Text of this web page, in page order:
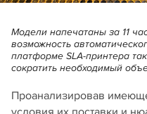
Модели напечатаны за 11
возможность
платформе SLA‑принтера
сократить необходимый
Проанализировав